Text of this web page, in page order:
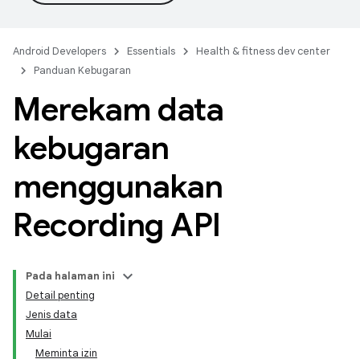
Android Developers Essentials
Health & fitness dev center
Panduan Kebugaran
Merekam data
kebugaran
menggunakan
Recording API
Pada halaman ini
Detail penting
Jenis data
Mulai
Meminta izin